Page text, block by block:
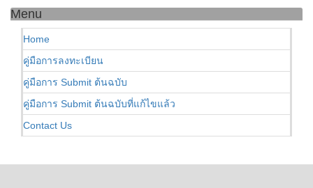
Menu
Home
คู่มือการลงทะเบียน
คู่มือการ Submit ต้นฉบับ
คู่มือการ Submit ต้นฉบับที่แก้ไขแล้ว
Contact Us